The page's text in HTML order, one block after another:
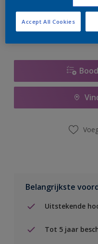
er hard aan om de
Belangrijkste
Uitstekende
Tot 5 jaar
Accept All Cookies